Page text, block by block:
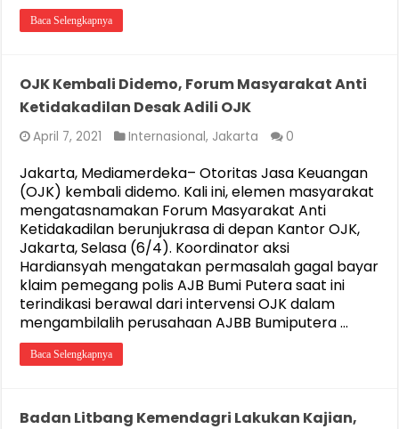
Baca Selengkapnya
OJK Kembali Didemo, Forum Masyarakat Anti
Ketidakadilan Desak Adili OJK
April 7, 2021 Internasional, Jakarta 0
Jakarta, Mediamerdeka– Otoritas Jasa Keuangan
(OJK) kembali didemo. Kali ini, elemen masyarakat
mengatasnamakan Forum Masyarakat Anti
Ketidakadilan berunjukrasa di depan Kantor OJK,
Jakarta, Selasa (6/4). Koordinator aksi
Hardiansyah mengatakan permasalah gagal bayar
klaim pemegang polis AJB Bumi Putera saat ini
terindikasi berawal dari intervensi OJK dalam
mengambilalih perusahaan AJBB Bumiputera …
Baca Selengkapnya
Badan Litbang Kemendagri Lakukan Kajian,